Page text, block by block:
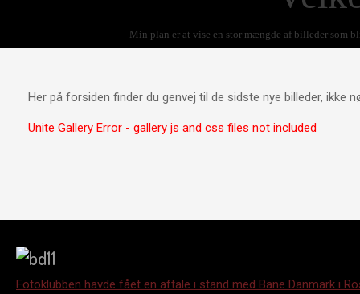
Min plan er at vise en stor mængde af billeder som
Her på forsiden finder du genvej til de sidste nye billeder, ikke
Unite Gallery Error - gallery js and css files not included
Fotoklubben havde fået en aftale i stand med Bane Danmark i